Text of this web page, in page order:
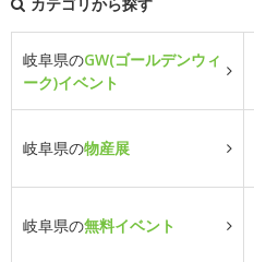
岐阜県のGW(ゴールデンウィ
ーク)イベント
岐阜県の物産展
岐阜県の無料イベント